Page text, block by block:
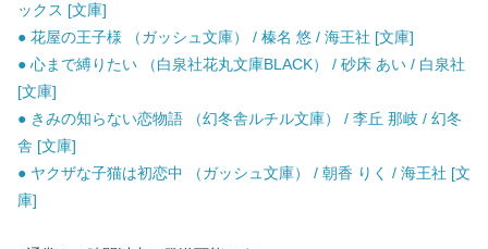
ックス [文庫]
● 花屋の王子様 （ガッシュ文庫） / 榛名 悠 / 海王社 [文庫]
● 心まで縛りたい （白泉社花丸文庫BLACK） / 砂床 あい / 白泉社
[文庫]
● きみの知らない恋物語 （幻冬舎ルチル文庫） / 李丘 那岐 / 幻冬
舎 [文庫]
● ヤクザな子猫は初恋中 （ガッシュ文庫） / 朝香 りく / 海王社 [文
庫]